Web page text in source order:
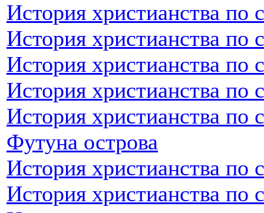
История христианства по
История христианства по
История христианства по
История христианства по
История христианства по
Футуна острова
История христианства по
История христианства по